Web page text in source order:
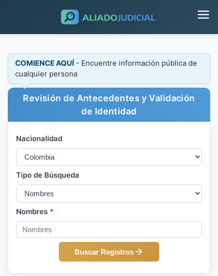
COMIENCE AQUÍ - Encuentre información pública de
cualquier persona
Revisión de Antecedentes y Validación
de Identidad
Nacionalidad
Tipo de Búsqueda
Nombres *
Buscar Registros